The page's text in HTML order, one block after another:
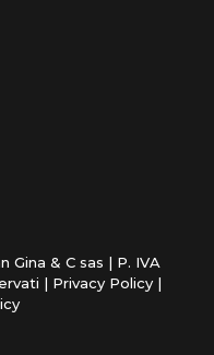
Gina & C sas | P. IVA
| Privacy Policy |